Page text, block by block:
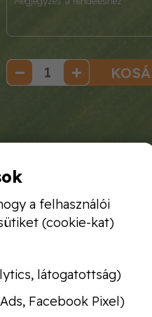
a felhasználói
(cookie-kat)
látogatottság)
Facebook Pixel)